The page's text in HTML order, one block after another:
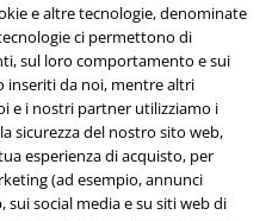
e altre tecnologie, denominate
ci permettono di
sul loro comportamento e sui
inseriti da noi, mentre altri
e i nostri partner utilizziamo i
sicurezza del nostro sito web,
esperienza di acquisto, per
(ad esempio, annunci
social media e su siti web di